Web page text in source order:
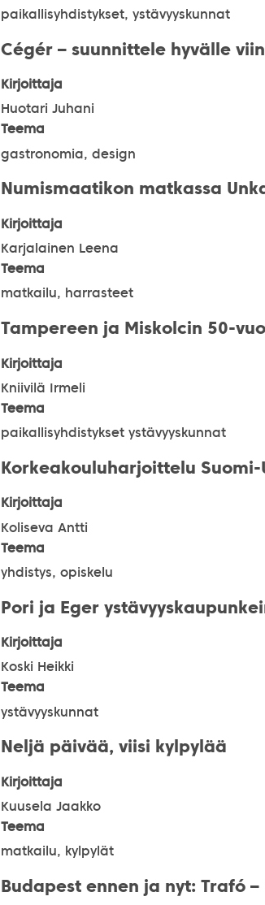
paikallisyhdistykset, ystävyyskunnat
Cégér – suunnittele hyvälle
Kirjoittaja
Huotari Juhani
Teema
gastronomia, design
Numismaatikon matkassa
Kirjoittaja
Karjalainen Leena
Teema
matkailu, harrasteet
Tampereen ja Miskolcin 50-
Kirjoittaja
Kniivilä Irmeli
Teema
paikallisyhdistykset ystävyyskunnat
Korkeakouluharjoittelu Suomi-
Kirjoittaja
Koliseva Antti
Teema
yhdistys, opiskelu
Pori ja Eger
Kirjoittaja
Koski Heikki
Teema
ystävyyskunnat
Neljä päivää, viisi kylpylää
Kirjoittaja
Kuusela Jaakko
Teema
matkailu, kylpylät
Budapest ennen ja nyt: Trafó